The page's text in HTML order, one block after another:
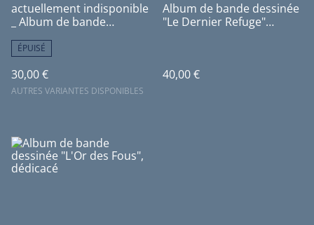
actuellement indisponible
_ Album de bande
tome 2, Bon Voyage Petite
Tortue", dédicacé
ÉPUISÉ
30,00 €
AUTRES VARIANTES DISPONIBLES
Album de bande dessinée
"Le Dernier Refuge"
40,00 €